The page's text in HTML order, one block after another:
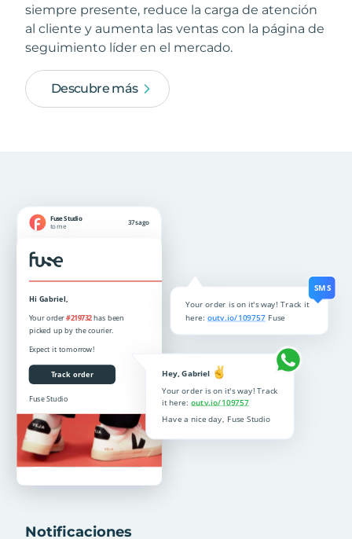
siempre presente, reduce la carga de atención
al cliente y aumenta las ventas con la página de
seguimiento líder en el mercado.
Descubre más
Notificaciones